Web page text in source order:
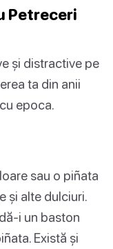
Petreceri
și distractive pe
ta din anii
epoca.
sau o piñata
și alte dulciuri.
i un baston
Există și